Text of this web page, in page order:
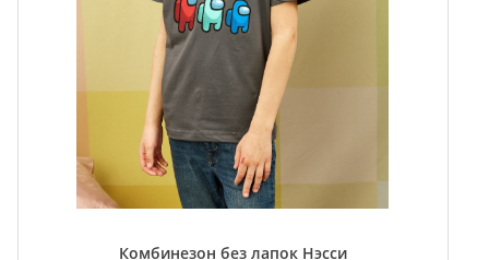
Комбинезон без лапок Нэсси